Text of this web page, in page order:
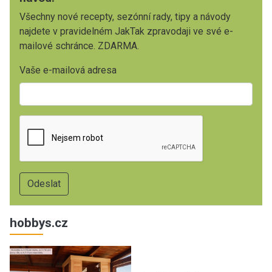
Všechny nové recepty, sezónní rady, tipy a návody
najdete v pravidelném JakTak zpravodaji ve své e-
mailové schránce. ZDARMA.
Vaše e-mailová adresa
hobbys.cz